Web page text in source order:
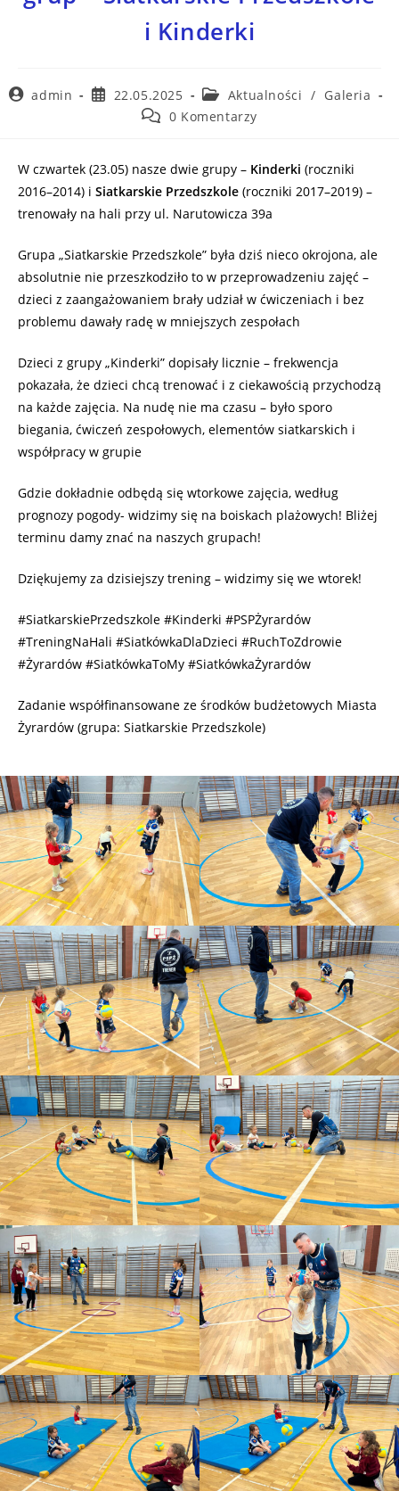
i Kinderki
admin 22.05.2025 Aktualności / Galeria
0 Komentarzy
W czwartek (23.05) nasze dwie grupy – Kinderki (roczniki
2016–2014) i Siatkarskie Przedszkole (roczniki 2017–2019) –
trenowały na hali przy ul. Narutowicza 39a
Grupa „Siatkarskie Przedszkole” była dziś nieco okrojona, ale
absolutnie nie przeszkodziło to w przeprowadzeniu zajęć –
dzieci z zaangażowaniem brały udział w ćwiczeniach i bez
problemu dawały radę w mniejszych zespołach
Dzieci z grupy „Kinderki” dopisały licznie – frekwencja
pokazała, że dzieci chcą trenować i z ciekawością przychodzą
na każde zajęcia. Na nudę nie ma czasu – było sporo
biegania, ćwiczeń zespołowych, elementów siatkarskich i
współpracy w grupie
Gdzie dokładnie odbędą się wtorkowe zajęcia, według
prognozy pogody- widzimy się na boiskach plażowych! Bliżej
terminu damy znać na naszych grupach!
Dziękujemy za dzisiejszy trening – widzimy się we wtorek!
#SiatkarskiePrzedszkole #Kinderki #PSPŻyrardów
#TreningNaHali #SiatkówkaDlaDzieci #RuchToZdrowie
#Żyrardów #SiatkówkaToMy #SiatkówkaŻyrardów
Zadanie współfinansowane ze środków budżetowych Miasta
Żyrardów (grupa: Siatkarskie Przedszkole)